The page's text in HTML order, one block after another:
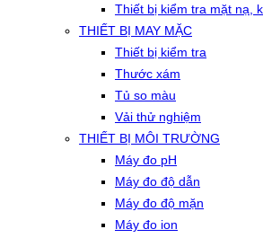
Thiết bị kiểm tra mặt nạ,
THIẾT BỊ MAY MẶC
Thiết bị kiểm tra
Thước xám
Tủ so màu
Vải thử nghiệm
THIẾT BỊ MÔI TRƯỜNG
Máy đo pH
Máy đo độ dẫn
Máy đo độ mặn
Máy đo ion